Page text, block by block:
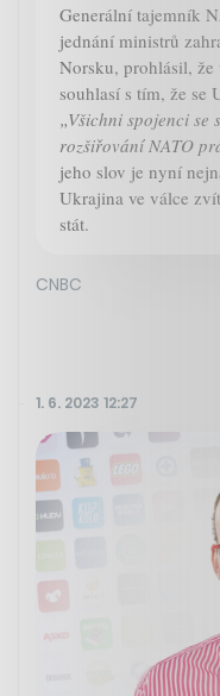
Generální tajemník
jednání ministrů
Norsku, prohlásil, že
souhlasí s tím, že se
„Všichni spojenci se
rozšiřování NATO
jeho slov je nyní
Ukrajina ve válce
stát.
CNBC
1. 6. 2023 12:27